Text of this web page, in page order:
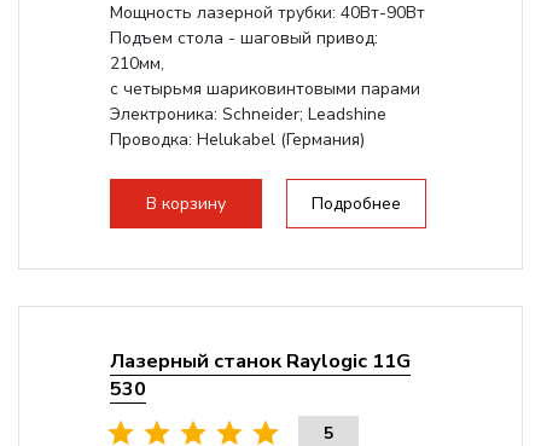
Мощность лазерной трубки: 40Вт-90Вт
Подъем стола - шаговый привод:
210мм,
с четырьмя шариковинтовыми парами
Электроника: Schneider; Leadshine
Проводка: Helukabel (Германия)
В корзину
Подробнее
Лазерный станок Raylogic 11G
530
5